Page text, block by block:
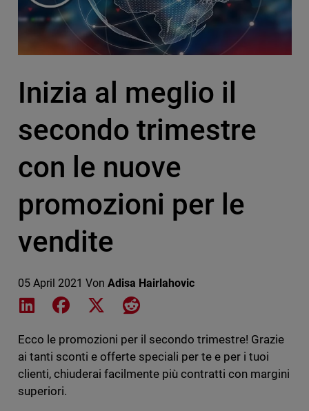
Inizia al meglio il
secondo trimestre
con le nuove
promozioni per le
vendite
05 April 2021 Von Adisa Hairlahovic
Share on LinkedIn
Share on Facebook
Share on XShare on Reddit
Ecco le promozioni per il secondo trimestre! Grazie
ai tanti sconti e offerte speciali per te e per i tuoi
clienti, chiuderai facilmente più contratti con margini
superiori.